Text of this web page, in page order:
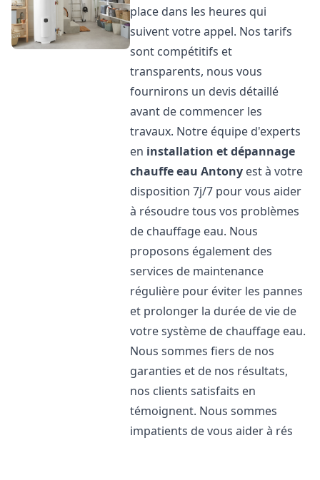
place dans les heures qui
suivent votre appel. Nos tarifs
sont compétitifs et
transparents, nous vous
fournirons un devis détaillé
avant de commencer les
travaux. Notre équipe d'experts
en installation et dépannage
chauffe eau Antony est à votre
disposition 7j/7 pour vous aider
à résoudre tous vos problèmes
de chauffage eau. Nous
proposons également des
services de maintenance
régulière pour éviter les pannes
et prolonger la durée de vie de
votre système de chauffage eau.
Nous sommes fiers de nos
garanties et de nos résultats,
nos clients satisfaits en
témoignent. Nous sommes
impatients de vous aider à rés